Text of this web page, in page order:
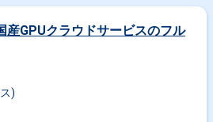
産GPUクラウドサービスのフル
)